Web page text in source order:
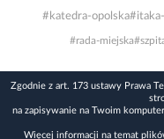
#katedra-opolska
#rada-miejska
Zgodnie z art. 173 ustawy Prawa
na zapisywanie na Twoim
Więcej informacji na temat